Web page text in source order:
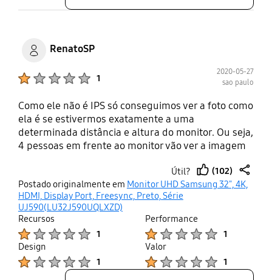
RenatoSP
1
2020-05-27
sao paulo
Como ele não é IPS só conseguimos ver a foto como
ela é se estivermos exatamente a uma
determinada distância e altura do monitor. Ou seja,
4 pessoas em frente ao monitor vão ver a imagem
foto mais clara, as pessoas ao lado vêem 2/3 da
foto mais escura e se a pessoa sentada a frente do
monitor estiver no angulo e distância correta a
chance dela ver a foto corretamente existe (para
isto é preciso ter um aparelho para calibrar o
monitor). E se isso não fosse pouco, não tem
regulagem de altura e a regulagem de angulação
é dura, como se fosse quebrar o monitor.
Útil?
thumb
(102)
share
Postado originalmente em Monitor UHD Samsung 32", 4K,
HDMI, Display Port, Freesync, Preto, Série
UJ590(LU32J590UQLXZD)
Recursos
1
Performance
1
Design
1
Valor
1